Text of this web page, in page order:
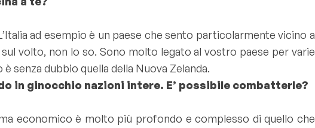
ad esempio è un paese che sento particolarmente vicino a
volto, non lo so. Sono molto legato al vostro paese per varie
senza dubbio quella della Nuova Zelanda.
in ginocchio nazioni intere. E’ possibile combatterle?
economico è molto più profondo e complesso di quello che